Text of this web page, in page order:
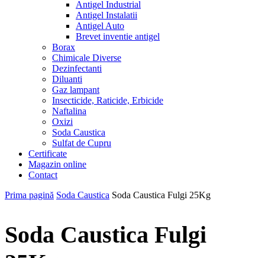
Antigel Industrial
Antigel Instalatii
Antigel Auto
Brevet inventie antigel
Borax
Chimicale Diverse
Dezinfectanti
Diluanti
Gaz lampant
Insecticide, Raticide, Erbicide
Naftalina
Oxizi
Soda Caustica
Sulfat de Cupru
Certificate
Magazin online
Contact
Prima pagină Soda Caustica Soda Caustica Fulgi 25Kg
Soda Caustica Fulgi